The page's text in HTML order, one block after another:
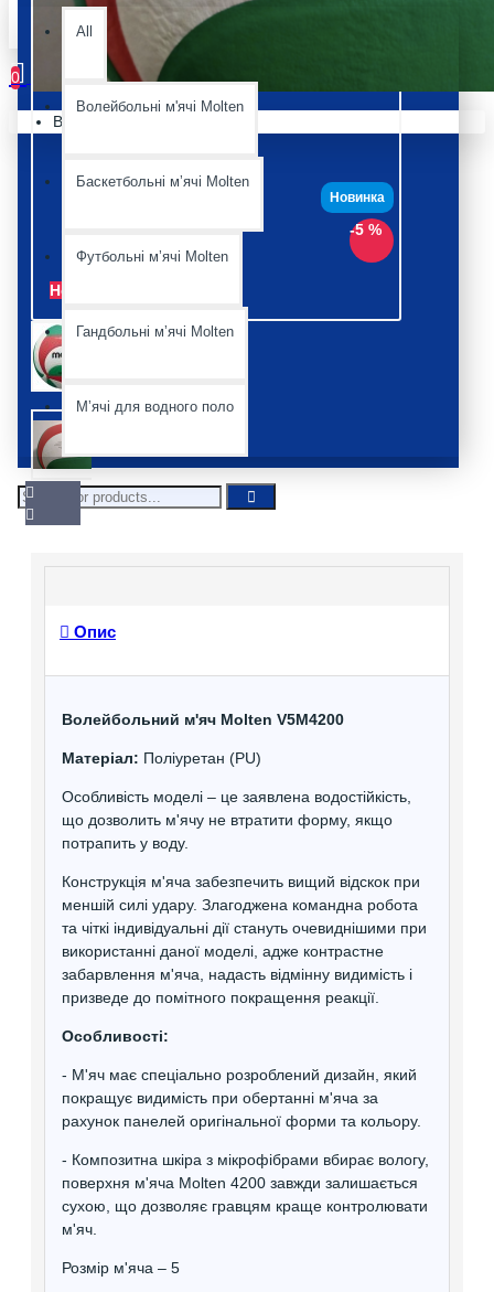
All
Волейбольні м'ячі Molten
Баскетбольні мʼячі Molten
Футбольні мʼячі Molten
Гандбольні мʼячі Molten
Мʼячі для водного поло
0
Ваш кошик порожній :(
Новинка
-5 %
Немає
Опис
Волейбольний м'яч Molten V5M4200
Матеріал: Поліуретан (PU)
Особливість моделі – це заявлена ​​водостійкість,
що дозволить м'ячу не втратити форму, якщо
потрапить у воду.
Конструкція м'яча забезпечить вищий відскок при
меншій силі удару. Злагоджена командна робота
та чіткі індивідуальні дії стануть очевиднішими при
використанні даної моделі, адже контрастне
забарвлення м'яча, надасть відмінну видимість і
призведе до помітного покращення реакції.
Особливості:
- М'яч має спеціально розроблений дизайн, який
покращує видимість при обертанні м'яча за
рахунок панелей оригінальної форми та кольору.
- Композитна шкіра з мікрофібрами вбирає вологу,
поверхня м'яча Molten 4200 завжди залишається
сухою, що дозволяє гравцям краще контролювати
м'яч.
Розмір м'яча – 5